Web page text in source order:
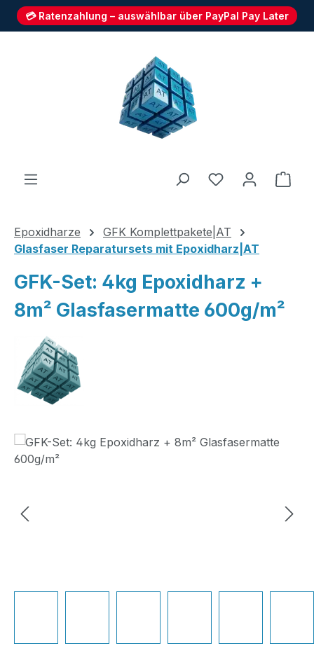
💳 Ratenzahlung – auswählbar über PayPal Pay Later
Du hast 0
Epoxidharze
GFK Komplettpakete|AT
Glasfaser Reparatursets mit Epoxidharz|AT
GFK-Set: 4kg Epoxidharz +
8m² Glasfasermatte 600g/m²